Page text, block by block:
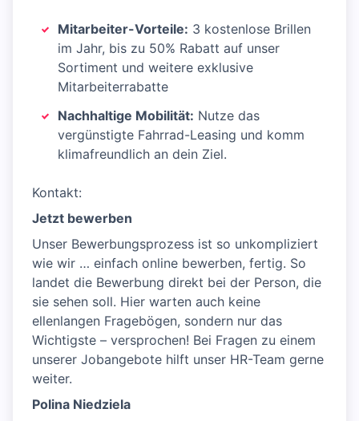
Mitarbeiter-Vorteile: 3 kostenlose Brillen
im Jahr, bis zu 50% Rabatt auf unser
Sortiment und weitere exklusive
Mitarbeiterrabatte
Nachhaltige Mobilität: Nutze das
vergünstigte Fahrrad-Leasing und komm
klimafreundlich an dein Ziel.
Kontakt:
Jetzt bewerben
Unser Bewerbungsprozess ist so unkompliziert
wie wir … einfach online bewerben, fertig. So
landet die Bewerbung direkt bei der Person, die
sie sehen soll. Hier warten auch keine
ellenlangen Fragebögen, sondern nur das
Wichtigste – versprochen! Bei Fragen zu einem
unserer Jobangebote hilft unser HR-Team gerne
weiter.
Polina Niedziela